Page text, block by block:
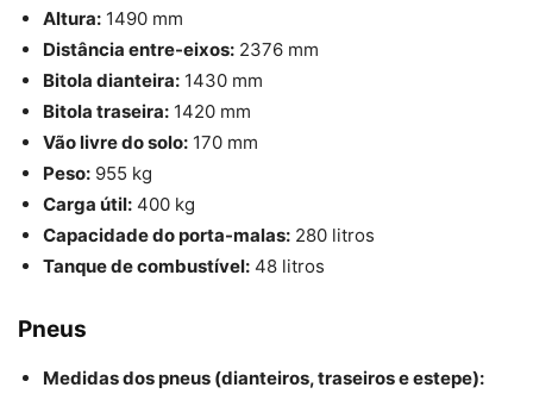
Altura: 1490 mm
Distância entre-eixos: 2376 mm
Bitola dianteira: 1430 mm
Bitola traseira: 1420 mm
Vão livre do solo: 170 mm
Peso: 955 kg
Carga útil: 400 kg
Capacidade do porta-malas: 280 litros
Tanque de combustível: 48 litros
Pneus
Medidas dos pneus (dianteiros, traseiros e estepe):